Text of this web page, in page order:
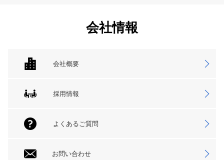
会社情報
会社概要
採用情報
よくあるご質問
お問い合わせ